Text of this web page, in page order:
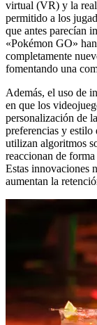
virtual (VR) y la
permitido a los
que antes parecían
«Pokémon GO»
completamente
fomentando una
Además, el uso de
en que los
personalización de
preferencias y
utilizan algoritmos
reaccionan de
Estas innovaciones
aumentan la